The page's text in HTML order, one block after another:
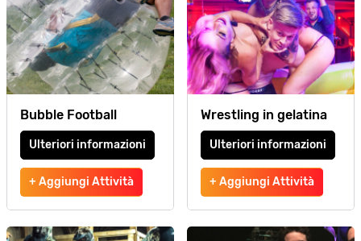
Bubble Football
Ulteriori informazioni
+ Aggiungi Attività
Wrestling in gelatina
Ulteriori informazioni
+ Aggiungi Attività